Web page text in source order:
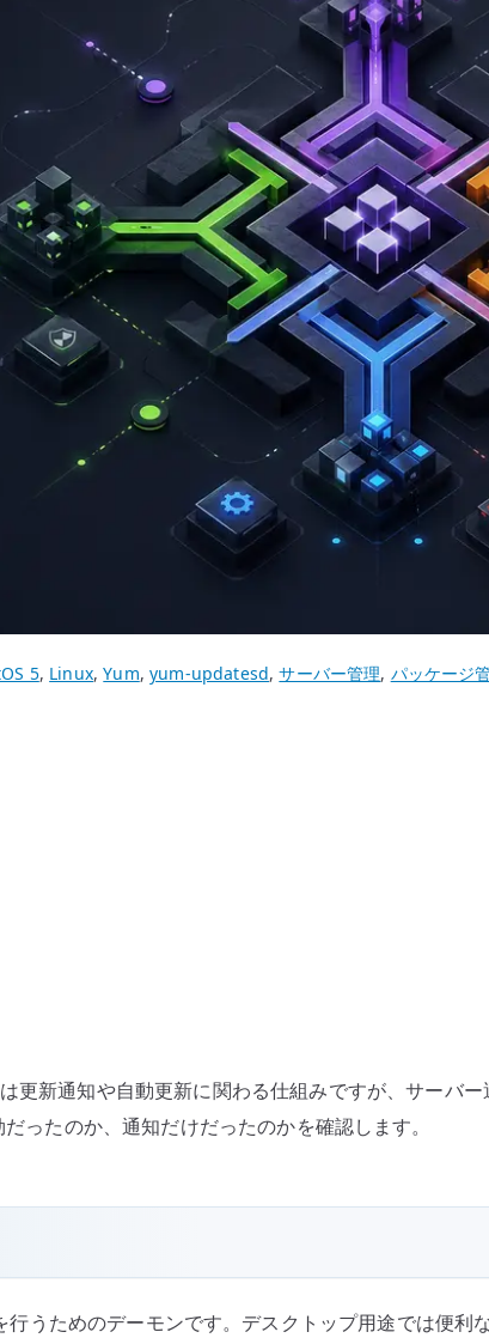
5, Linux,Yum,yum-updatesd,サーバー管理, パッケージ
は更新通知や自動更新に関わる仕組みですが、サーバー
ったのか、通知だけだったのかを確認します。
うためのデーモンです。デスクトップ用途では便利